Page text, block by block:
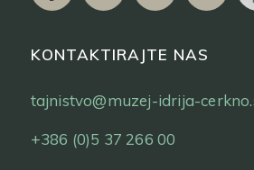
KONTAKTIRAJTE NAS
tajnistvo@muzej-idrija-
+386 (0)5 37 266 00